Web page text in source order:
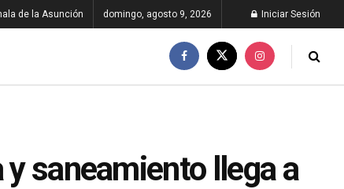
de la Asunción domingo, agosto 9, 2026 Iniciar Sesión
saneamiento llega a